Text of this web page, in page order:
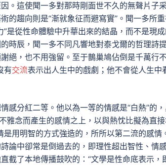
。這使聞一多對那時剛面世不久的無聲片子
的趨向則是“漸就象征而避寫實”。聞一多所
是從性命體驗中升華出來的結晶，而不是現
時辰，聞一多不同凡響地對泰戈爾的哲理詩
絕，也不用強留。至于鵲巢鳩佔倒是千萬行
有交流表示出人生中的戲劇；他不會從人生中
感分紅二等。他以為一等的情感是“白熱”的
雅念而產生的感情之上，以與熱忱比擬為直
用明智的方式強造的，所所以第二流的感情
論中卻常是倒過去的，即理性超出智性、情
截了本地傳播鼓吹的：“文學是性命底表示